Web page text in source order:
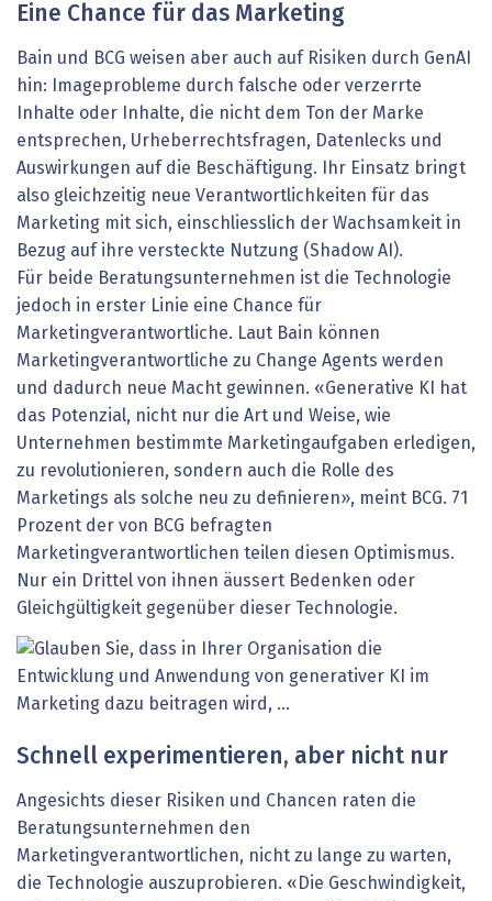
Eine Chance für das Marketing
Bain und BCG weisen aber auch auf Risiken durch GenAI
hin: Imageprobleme durch falsche oder verzerrte
Inhalte oder Inhalte, die nicht dem Ton der Marke
entsprechen, Urheberrechtsfragen, Datenlecks und
Auswirkungen auf die Beschäftigung. Ihr Einsatz bringt
also gleichzeitig neue Verantwortlichkeiten für das
Marketing mit sich, einschliesslich der Wachsamkeit in
Bezug auf ihre versteckte Nutzung (Shadow AI).
Für beide Beratungsunternehmen ist die Technologie
jedoch in erster Linie eine Chance für
Marketingverantwortliche. Laut Bain können
Marketingverantwortliche zu Change Agents werden
und dadurch neue Macht gewinnen. «Generative KI hat
das Potenzial, nicht nur die Art und Weise, wie
Unternehmen bestimmte Marketingaufgaben erledigen,
zu revolutionieren, sondern auch die Rolle des
Marketings als solche neu zu definieren», meint BCG. 71
Prozent der von BCG befragten
Marketingverantwortlichen teilen diesen Optimismus.
Nur ein Drittel von ihnen äussert Bedenken oder
Gleichgültigkeit gegenüber dieser Technologie.
Schnell experimentieren, aber nicht nur
Angesichts dieser Risiken und Chancen raten die
Beratungsunternehmen den
Marketingverantwortlichen, nicht zu lange zu warten,
die Technologie auszuprobieren. «Die Geschwindigkeit,